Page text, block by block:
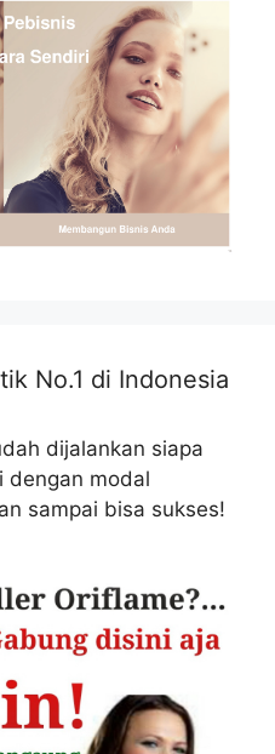
No.1 di Indonesia
dijalankan siapa
dengan modal
sampai bisa sukses!